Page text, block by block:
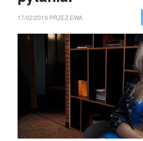
17/02/2019 PRZEZ EWA